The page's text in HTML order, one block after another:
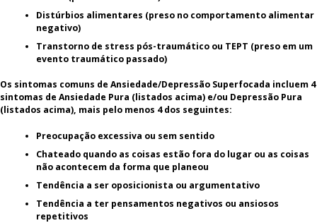
Distúrbios alimentares (preso no comportamento alimentar
negativo)
Transtorno de stress pós-traumático ou TEPT (preso em um
evento traumático passado)
Os sintomas comuns de Ansiedade/Depressão Superfocada incluem 4
sintomas de Ansiedade Pura (listados acima) e/ou Depressão Pura
(listados acima), mais pelo menos 4 dos seguintes:
Preocupação excessiva ou sem sentido
Chateado quando as coisas estão fora do lugar ou as coisas
não acontecem da forma que planeou
Tendência a ser oposicionista ou argumentativo
Tendência a ter pensamentos negativos ou ansiosos
repetitivos